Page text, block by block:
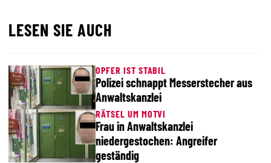
LESEN SIE AUCH
OPFER IST STABIL
Polizei schnappt Messerstecher aus
Anwaltskanzlei
RÄTSEL UM MOTVI
Frau in Anwaltskanzlei
niedergestochen: Angreifer
geständig